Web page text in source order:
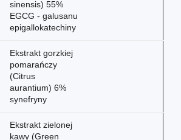
sinensis) 55%
EGCG - galusanu
epigallokatechiny
Ekstrakt gorzkiej
pomarańczy
(Citrus
aurantium) 6%
synefryny
Ekstrakt zielonej
kawy (Green